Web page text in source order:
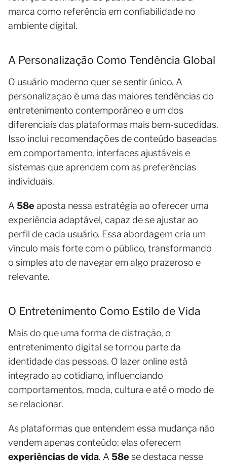
marca como referência em confiabilidade no
ambiente digital.
A Personalização Como Tendência Global
O usuário moderno quer se sentir único. A
personalização é uma das maiores tendências do
entretenimento contemporâneo e um dos
diferenciais das plataformas mais bem-sucedidas.
Isso inclui recomendações de conteúdo baseadas
em comportamento, interfaces ajustáveis e
sistemas que aprendem com as preferências
individuais.
A 58e aposta nessa estratégia ao oferecer uma
experiência adaptável, capaz de se ajustar ao
perfil de cada usuário. Essa abordagem cria um
vínculo mais forte com o público, transformando
o simples ato de navegar em algo prazeroso e
relevante.
O Entretenimento Como Estilo de Vida
Mais do que uma forma de distração, o
entretenimento digital se tornou parte da
identidade das pessoas. O lazer online está
integrado ao cotidiano, influenciando
comportamentos, moda, cultura e até o modo de
se relacionar.
As plataformas que entendem essa mudança não
vendem apenas conteúdo: elas oferecem
experiências de vida. A 58e se destaca nesse